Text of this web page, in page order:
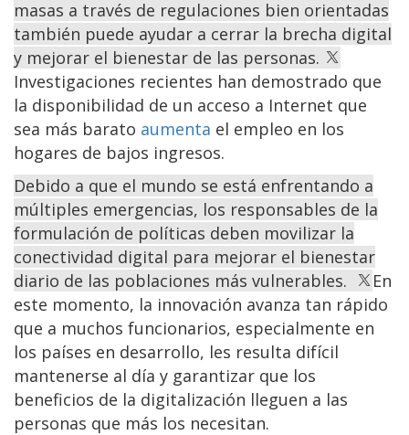
masas a través de regulaciones bien orientadas
también puede ayudar a cerrar la brecha digital
y mejorar el bienestar de las personas.
Investigaciones recientes han demostrado que
la disponibilidad de un acceso a Internet que
sea más barato aumenta el empleo en los
hogares de bajos ingresos.
Debido a que el mundo se está enfrentando a
múltiples emergencias, los responsables de la
formulación de políticas deben movilizar la
conectividad digital para mejorar el bienestar
diario de las poblaciones más vulnerables.
En
este momento, la innovación avanza tan rápido
que a muchos funcionarios, especialmente en
los países en desarrollo, les resulta difícil
mantenerse al día y garantizar que los
beneficios de la digitalización lleguen a las
personas que más los necesitan.